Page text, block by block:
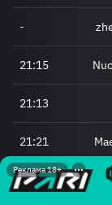
-
21:15
21:13
21:21
21:21
Реклама 18+